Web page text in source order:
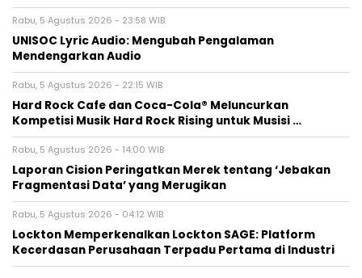
Rabu, 5 Agustus 2026 - 23:58 WIB
UNISOC Lyric Audio: Mengubah Pengalaman
Mendengarkan Audio
Rabu, 5 Agustus 2026 - 22:15 WIB
Hard Rock Cafe dan Coca-Cola® Meluncurkan
Kompetisi Musik Hard Rock Rising untuk Musisi …
Rabu, 5 Agustus 2026 - 14:00 WIB
Laporan Cision Peringatkan Merek tentang ‘Jebakan
Fragmentasi Data’ yang Merugikan
Rabu, 5 Agustus 2026 - 04:12 WIB
Lockton Memperkenalkan Lockton SAGE: Platform
Kecerdasan Perusahaan Terpadu Pertama di Industri